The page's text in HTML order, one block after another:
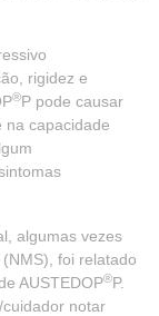
rigidez e
®P pode causar
na capacidade
algumas vezes
foi relatado
AUSTEDOP®P.
notar